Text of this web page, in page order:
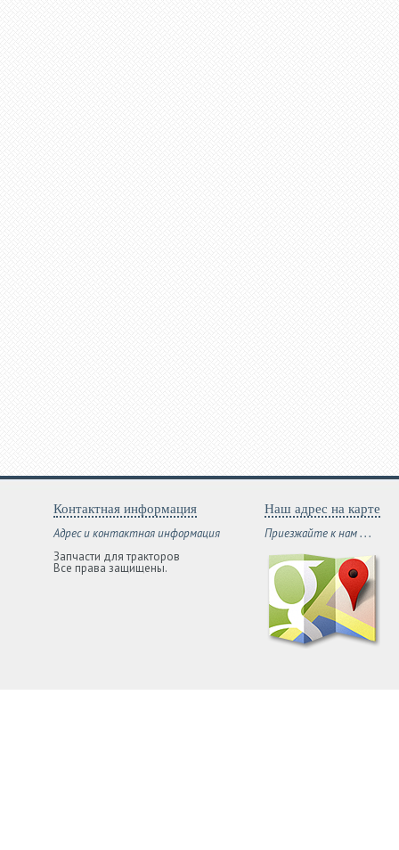
Контактная информация
Адрес и контактная информация
Запчасти для тракторов
Все права защищены.
Наш адрес на карте
Приезжайте к нам . . .